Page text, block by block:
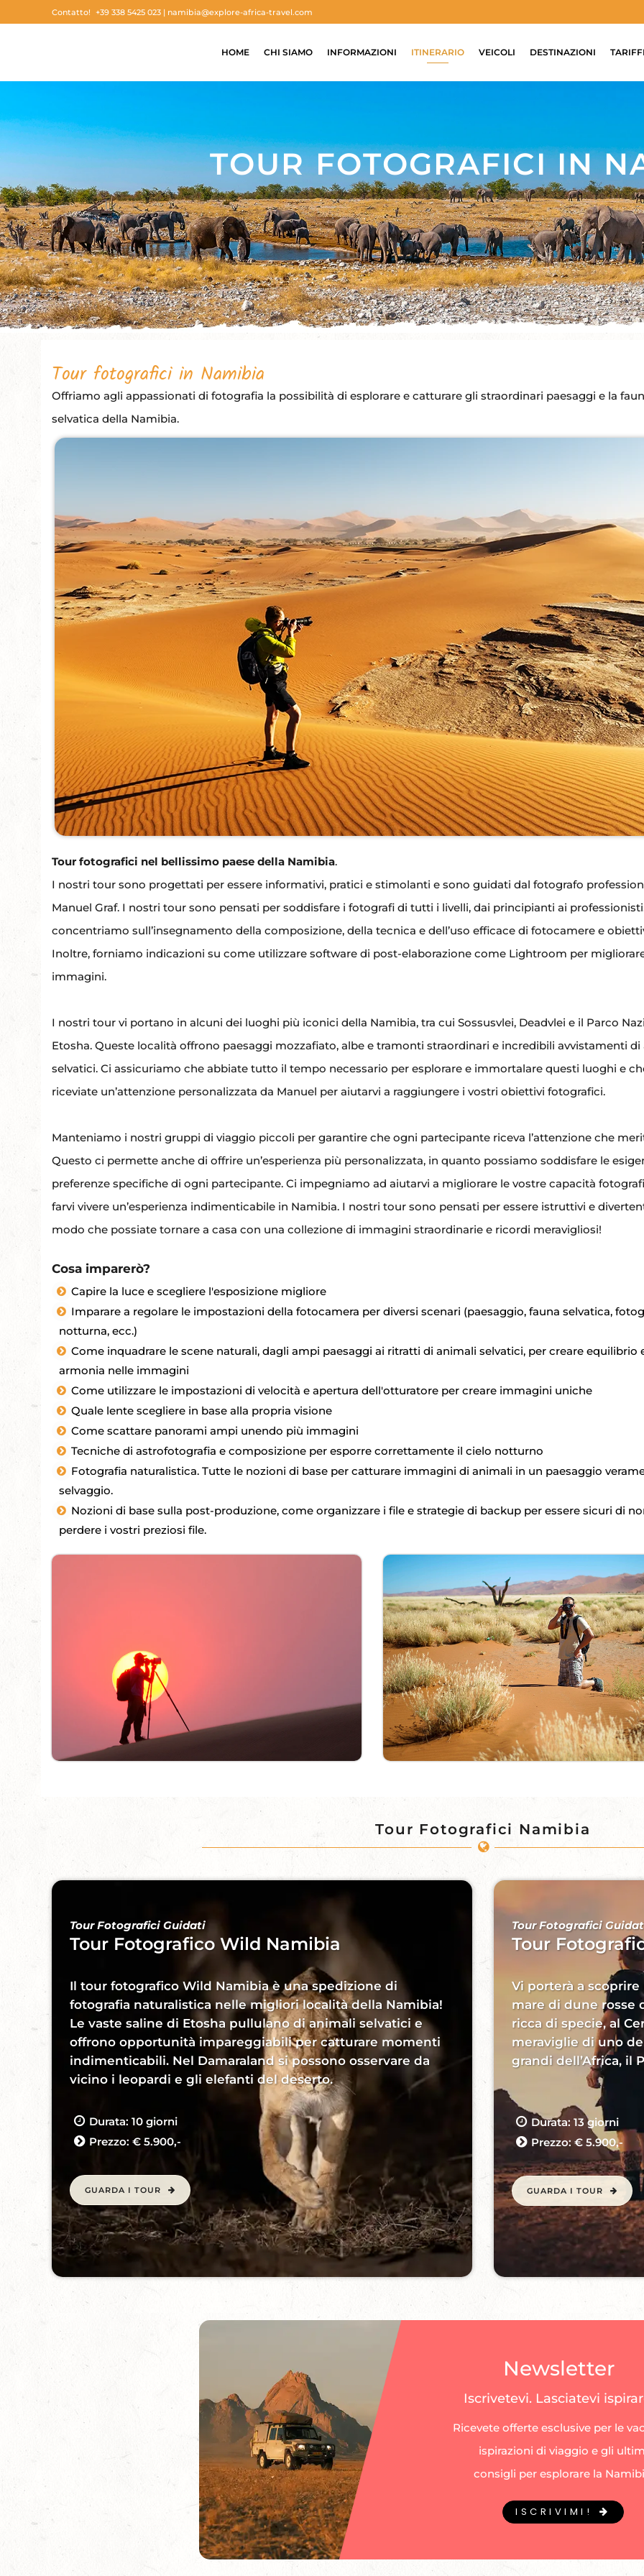
Contatto! +39 338 5425 023 | namibia@explore-africa-travel.com
HOME CHI SIAMO INFORMAZIONI ITINERARIO VEICOLI DESTINAZIONI
TOUR FOTOGRAFICI IN
Tour fotografici in Namibia
Offriamo agli appassionati di fotografia la possibilità di esplorare e catturare gli straordinari paesaggi e la
selvatica della Namibia.
Tour fotografici nel bellissimo paese della Namibia.
I nostri tour sono progettati per essere informativi, pratici e stimolanti e sono guidati dal fotografo
Manuel Graf. I nostri tour sono pensati per soddisfare i fotografi di tutti i livelli, dai principianti ai
concentriamo sull’insegnamento della composizione, della tecnica e dell’uso efficace di fotocamere e
Inoltre, forniamo indicazioni su come utilizzare software di post-elaborazione come Lightroom per
immagini.
I nostri tour vi portano in alcuni dei luoghi più iconici della Namibia, tra cui Sossusvlei, Deadvlei e il Parco
Etosha. Queste località offrono paesaggi mozzafiato, albe e tramonti straordinari e incredibili avvistamenti
selvatici. Ci assicuriamo che abbiate tutto il tempo necessario per esplorare e immortalare questi luoghi e
riceviate un’attenzione personalizzata da Manuel per aiutarvi a raggiungere i vostri obiettivi fotografici.
Manteniamo i nostri gruppi di viaggio piccoli per garantire che ogni partecipante riceva l’attenzione che
Questo ci permette anche di offrire un’esperienza più personalizzata, in quanto possiamo soddisfare le
preferenze specifiche di ogni partecipante. Ci impegniamo ad aiutarvi a migliorare le vostre capacità
farvi vivere un’esperienza indimenticabile in Namibia. I nostri tour sono pensati per essere istruttivi e
modo che possiate tornare a casa con una collezione di immagini straordinarie e ricordi meravigliosi!
Cosa imparerò?
Capire la luce e scegliere l'esposizione migliore
Imparare a regolare le impostazioni della fotocamera per diversi scenari (paesaggio, fauna selvatica,
notturna, ecc.)
Come inquadrare le scene naturali, dagli ampi paesaggi ai ritratti di animali selvatici, per creare equilibrio
armonia nelle immagini
Come utilizzare le impostazioni di velocità e apertura dell'otturatore per creare immagini uniche
Quale lente scegliere in base alla propria visione
Come scattare panorami ampi unendo più immagini
Tecniche di astrofotografia e composizione per esporre correttamente il cielo notturno
Fotografia naturalistica. Tutte le nozioni di base per catturare immagini di animali in un paesaggio
selvaggio.
Nozioni di base sulla post-produzione, come organizzare i file e strategie di backup per essere sicuri di
perdere i vostri preziosi file.
Tour Fotografici Namibia
Tour Fotografici Guidati
Tour Fotografico Wild Namibia
Il tour fotografico Wild Namibia è una spedizione di
fotografia naturalistica nelle migliori località della Namibia!
Le vaste saline di Etosha pullulano di animali selvatici e
offrono opportunità impareggiabili per catturare momenti
indimenticabili. Nel Damaraland si possono osservare da
vicino i leopardi e gli elefanti del deserto.
Durata: 10 giorni
Prezzo: € 5.900,-
GUARDA I TOUR
Tour Fotografici
Tour
Vi porterà a
mare di dune rosse
ricca di specie, al
meraviglie di uno
grandi dell’Africa, il
Durata: 13 giorni
Prezzo: € 5.900,-
GUARDA I TOUR
Newsletter
Iscrivetevi. Lasciatevi
Ricevete offerte esclusive per le
ispirazioni di viaggio e gli
consigli per esplorare la
ISCRIVIMI!